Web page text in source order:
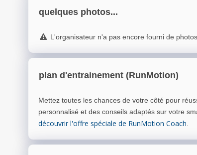
quelques photos...
L'organisateur n'a pas encore fourni de
plan d'entrainement (RunMotion)
Mettez toutes les chances de votre côté pour
personnalisé et des conseils adaptés sur votre
découvrir l'offre spéciale de RunMotion Coach.